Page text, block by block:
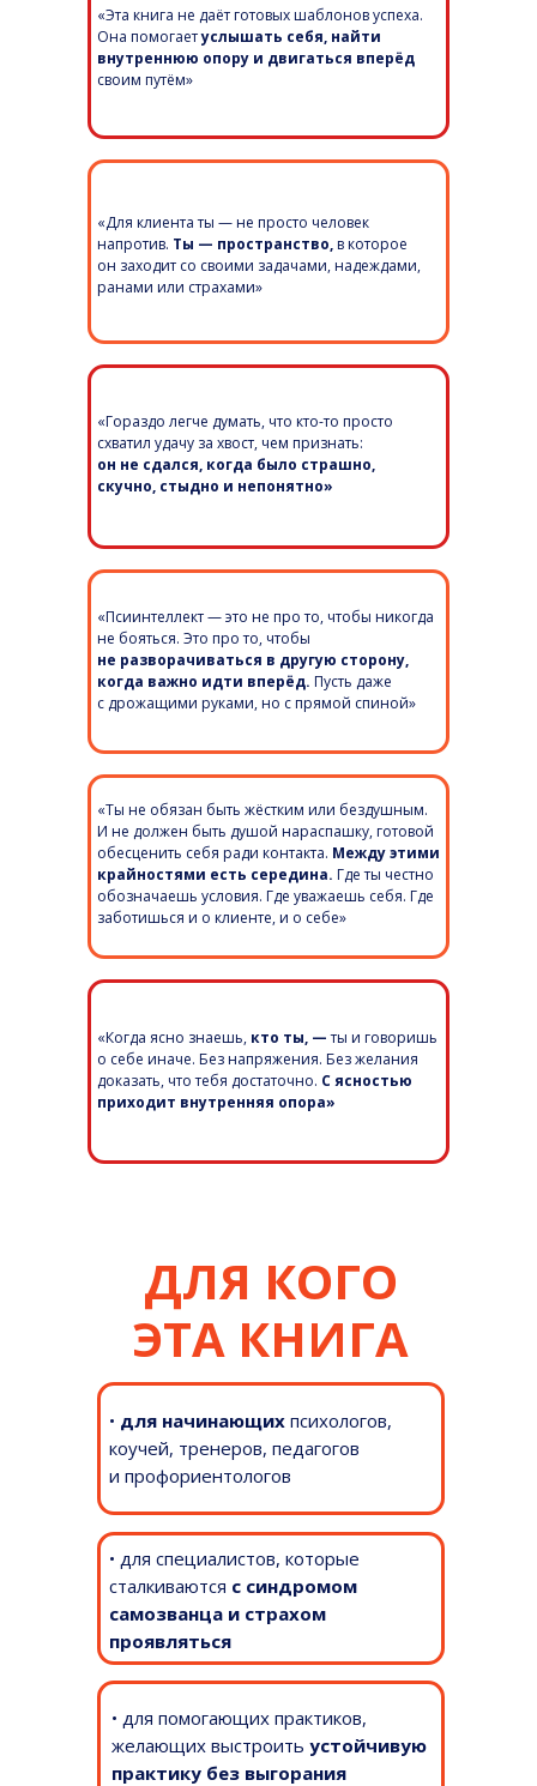
«Ты не обязан быть жёстким или бездушным.
И не должен быть душой нараспашку, готовой
обесценить себя ради контакта. Между этими
крайностями есть середина. Где ты честно
обозначаешь условия. Где уважаешь себя. Где
заботишься и о клиенте, и о себе»
«Когда ясно знаешь, кто ты, —ты и говоришь
о себе иначе. Без напряжения. Без желания
доказать, что тебя достаточно. С ясностью
приходит внутренняя опора»
«Псиинтеллект — это не про то, чтобы никогда
не бояться. Это про то, чтобы
не разворачиваться в другую сторону,
когда важно идти вперёд. Пусть даже
с дрожащими руками, но с прямой спиной»
«Гораздо легче думать, что кто-то просто
схватил удачу за хвост, чем признать:
он не сдался, когда было страшно,
скучно, стыдно и непонятно»
«Для клиента ты — не просто человек
напротив. Ты — пространство,в которое
он заходит со своими задачами, надеждами,
ранами или страхами»
«Эта книга не даёт готовых шаблонов успеха.
Она помогаетуслышать себя, найти
внутреннюю опору и двигаться вперёд
своим путём»
• для помогающих практиков,
желающих выстроить устойчивую
практику без выгорания
• для специалистов, которые
сталкиваются с синдромом
самозванца и страхом
проявляться
• для начинающих психологов,
коучей, тренеров, педагогов
и профориентологов
ДЛЯ КОГО
ЭТА КНИГА